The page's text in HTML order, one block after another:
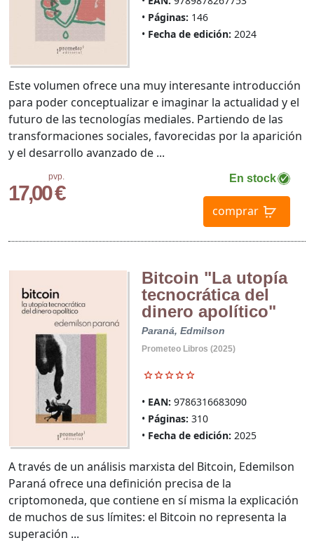
Páginas: 146
Fecha de edición: 2024
pvp.
17,00 €
En stock
comprar
Este volumen ofrece una muy interesante introducción
para poder conceptualizar e imaginar la actualidad y el
futuro de las tecnologías mediales. Partiendo de las
transformaciones sociales, favorecidas por la aparición
y el desarrollo avanzado de ...
Bitcoin "La utopía
tecnocrática del
dinero apolítico"
Paraná, Edmilson
Prometeo Libros (2025)
EAN: 9786316683090
Páginas: 310
Fecha de edición: 2025
A través de un análisis marxista del Bitcoin, Edemilson
Paraná ofrece una definición precisa de la
criptomoneda, que contiene en sí misma la explicación
de muchos de sus límites: el Bitcoin no representa la
superación ...